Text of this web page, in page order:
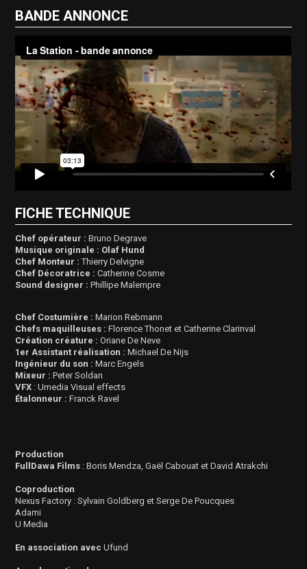
BANDE ANNONCE
FICHE TECHNIQUE
Chef opérateur :Bruno Degrave
Musique originale : Olaf Hund
Chef Monteur : Thierry Delvigne
Chef Décoratrice :Catherine Cosme
Sound designer : Phillipe Malempre
Chef Costumière : Marion Rebmann
Chefs maquilleuses : Florence Thonet et Catherine Clarinval
Création créature : Oriane De Neve
1er Assistant réalisation : Michael De Nijs
Ingénieur du son : Marc Engels
Mixeur : Peter Soldan
VFX : Umedia Visual effects
Étalonneur : Franck Ravel
Production
FullDawa Films : Boris Mendza, Gaël Cabouat et David Atrakchi
Coproduction
Nexus Factory : Sylvain Goldberg et Serge De Poucques
Adami
U Media
En association avecUfund